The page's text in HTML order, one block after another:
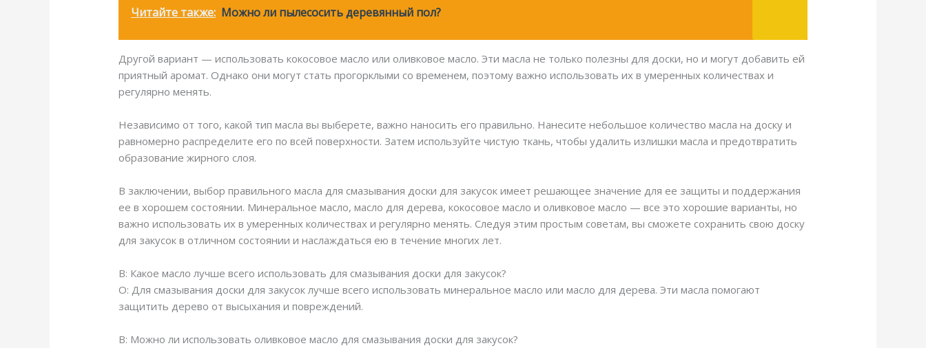
Читайте также: Можно ли пылесосить деревянный пол?
Другой вариант — использовать кокосовое масло или оливковое масло. Эти масла не только полезны для доски, но и могут добавить ей
приятный аромат. Однако они могут стать прогорклыми со временем, поэтому важно использовать их в умеренных количествах и
регулярно менять.
Независимо от того, какой тип масла вы выберете, важно наносить его правильно. Нанесите небольшое количество масла на доску и
равномерно распределите его по всей поверхности. Затем используйте чистую ткань, чтобы удалить излишки масла и предотвратить
образование жирного слоя.
В заключении, выбор правильного масла для смазывания доски для закусок имеет решающее значение для ее защиты и поддержания
ее в хорошем состоянии. Минеральное масло, масло для дерева, кокосовое масло и оливковое масло — все это хорошие варианты, но
важно использовать их в умеренных количествах и регулярно менять. Следуя этим простым советам, вы сможете сохранить свою доску
для закусок в отличном состоянии и наслаждаться ею в течение многих лет.
В: Какое масло лучше всего использовать для смазывания доски для закусок?
О: Для смазывания доски для закусок лучше всего использовать минеральное масло или масло для дерева. Эти масла помогают
защитить дерево от высыхания и повреждений.
В: Можно ли использовать оливковое масло для смазывания доски для закусок?